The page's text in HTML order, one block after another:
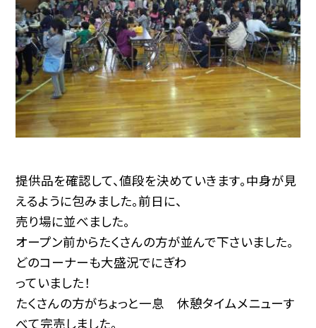
提供品を確認して、値段を決めていきます。中身が見
えるように包みました。前日に、
売り場に並べました。
オープン前からたくさんの方が並んで下さいました。
どのコーナーも大盛況でにぎわ
っていました！
たくさんの方がちょっと一息 休憩タイムメニューす
べて完売しました。